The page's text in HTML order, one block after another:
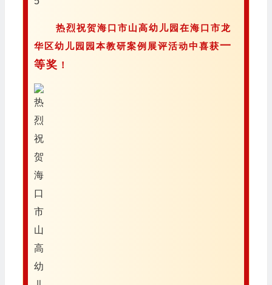
热烈祝贺海口市山高幼儿园在海口市龙
华区幼儿园园本教研案例展评活动中喜获一
等奖 ！